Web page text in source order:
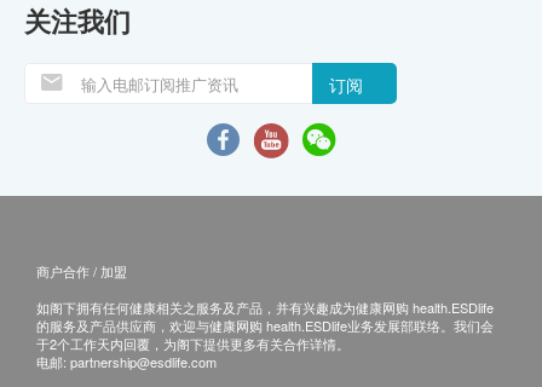
关注我们
订阅
商户合作 / 加盟
如阁下拥有任何健康相关之服务及产品，并有兴趣成为健康网购 health.ESDlife
的服务及产品供应商，欢迎与健康网购 health.ESDlife业务发展部联络。我们会
于2个工作天内回覆，为阁下提供更多有关合作详情。
电邮: partnership@esdlife.com